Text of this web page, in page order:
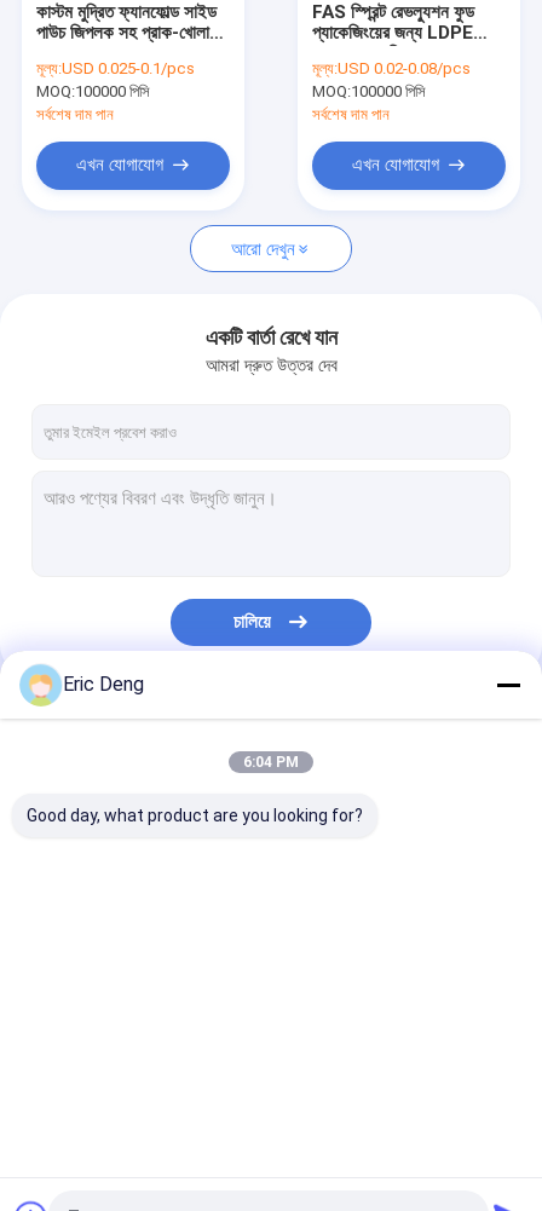
নমুনা পরিবহন ব্যাগ
পুনর্ব্যবহারযোগ্য আবর্জনা ব্যাগ
কাস্টম মুদ্রিত ফ্যানফোল্ড সাইড
পাউচ জিপলক সহ প্রাক-খোলা
মূল্য:USD 0.025-0.1/pcs
MOQ:100000 পিসি
সর্বশেষ দাম পান
এখন যোগাযোগ
FAS স্প্রিন্ট রেভল্যুশন ফুড
প্যাকেজিংয়ের জন্য LDPE
মূল্য:USD 0.02-0.08/pcs
MOQ:100000 পিসি
সর্বশেষ দাম পান
এখন যোগাযোগ
আরো দেখুন
একটি বার্তা রেখে যান
আমরা দ্রুত উত্তর দেব
চালিয়ে
আমাদের বিভাগসমূহ
Eric Deng
6:04 PM
Good day, what product are you looking for?